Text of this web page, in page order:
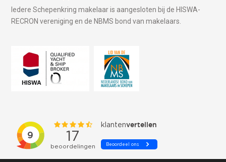
Iedere Schepenkring makelaar is aangesloten bij de HISWA-
RECRON vereniging en de NBMS bond van makelaars.